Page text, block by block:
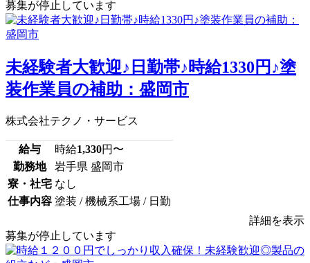
募集が停止しています
未経験者大歓迎♪日勤帯♪時給1330円♪塗
装作業員の補助：盛岡市
株式会社テクノ・サービス
給与 時給1,330円〜
勤務地
岩手県 盛岡市
寮・社宅 なし
仕事内容 塗装 / 機械系工場 / 日勤
詳細を表示
募集が停止しています